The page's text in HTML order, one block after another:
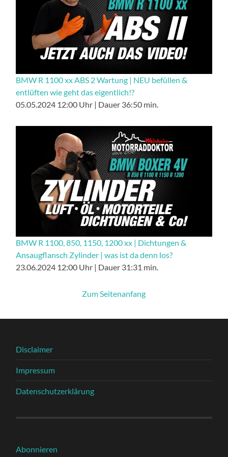
BMW R 1100 xx ABS 2 Wartung | NEU befüllen &
entlüften wie geht das eigentlich!?
05.05.2024 12:00 Uhr | Dauer 36:50 min.
BMW R 1100, 850, 1150, 1200 xx | Dichtungen &
Ansaugflansch Zylinder | was ist da denn los?
23.06.2024 12:00 Uhr | Dauer 31:31 min.
Zum Seitenanfang
Disclaimer
Impressum
Datenschutzerklärung
Abonnieren